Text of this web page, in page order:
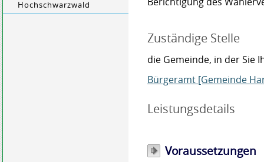
Hochschwarzwald
Zuständige Stelle
die Gemeinde, in der Sie
Bürgeramt [Gemeinde
Leistungsdetails
Voraussetzungen